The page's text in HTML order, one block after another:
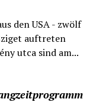
den USA - zwölf
auftreten
utca sind am...